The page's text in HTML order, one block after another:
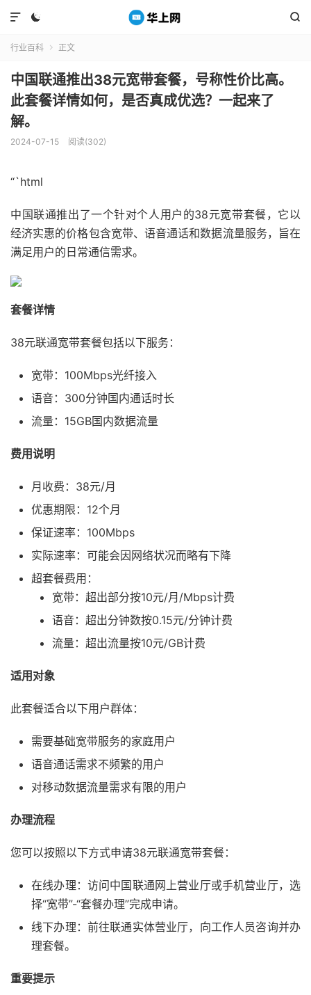
 

行业百科  正文
中国联通推出38元宽带套餐，号称性价比高。
此套餐详情如何，是否真成优选？一起来了
解。
2024-07-15 阅读(302)
“`html
中国联通推出了一个针对个人用户的38元宽带套餐，它以
经济实惠的价格包含宽带、语音通话和数据流量服务，旨在
满足用户的日常通信需求。
套餐详情
38元联通宽带套餐包括以下服务：
宽带：100Mbps光纤接入
语音：300分钟国内通话时长
流量：15GB国内数据流量
费用说明
月收费：38元/月
优惠期限：12个月
保证速率：100Mbps
实际速率：可能会因网络状况而略有下降
超套餐费用：
宽带：超出部分按10元/月/Mbps计费
语音：超出分钟数按0.15元/分钟计费
流量：超出流量按10元/GB计费
适用对象
此套餐适合以下用户群体：
需要基础宽带服务的家庭用户
语音通话需求不频繁的用户
对移动数据流量需求有限的用户
办理流程
您可以按照以下方式申请38元联通宽带套餐：
在线办理：访问中国联通网上营业厅或手机营业厅，选
择“宽带”-“套餐办理”完成申请。
线下办理：前往联通实体营业厅，向工作人员咨询并办
理套餐。
重要提示